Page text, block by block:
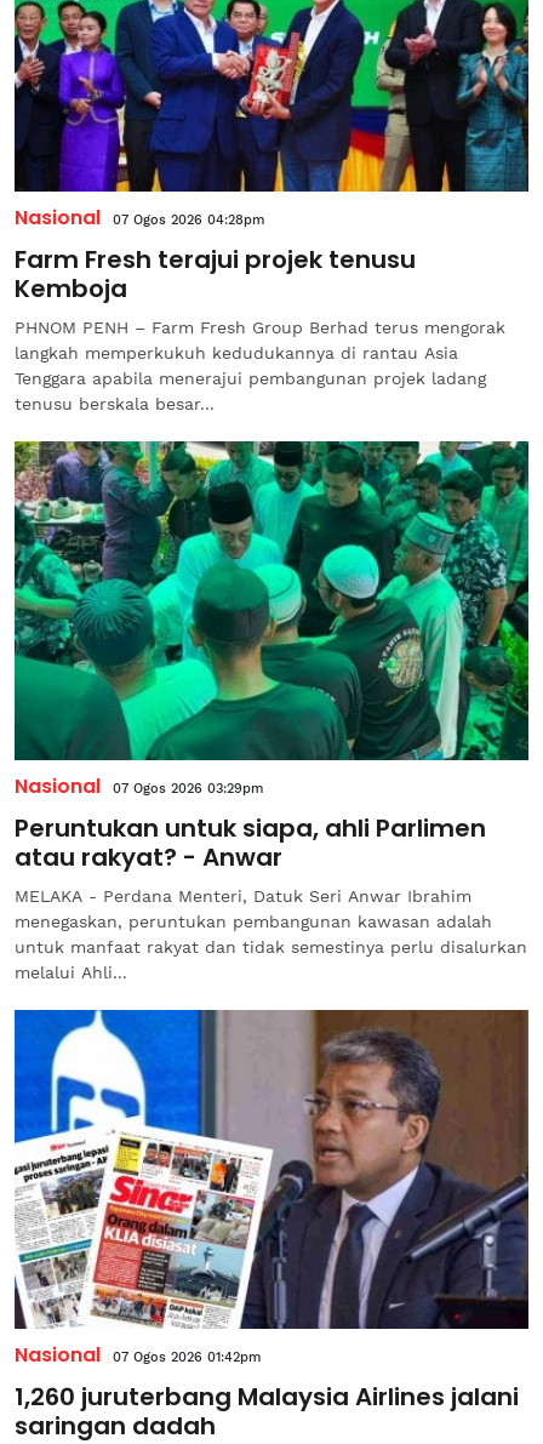
Nasional 07 Ogos 2026 04:28pm
Farm Fresh terajui projek tenusu
Kemboja
PHNOM PENH – Farm Fresh Group Berhad terus mengorak
langkah memperkukuh kedudukannya di rantau Asia
Tenggara apabila menerajui pembangunan projek ladang
tenusu berskala besar...
Nasional 07 Ogos 2026 03:29pm
Peruntukan untuk siapa, ahli Parlimen
atau rakyat? - Anwar
MELAKA - Perdana Menteri, Datuk Seri Anwar Ibrahim
menegaskan, peruntukan pembangunan kawasan adalah
untuk manfaat rakyat dan tidak semestinya perlu disalurkan
melalui Ahli...
Nasional 07 Ogos 2026 01:42pm
1,260 juruterbang Malaysia Airlines jalani
saringan dadah